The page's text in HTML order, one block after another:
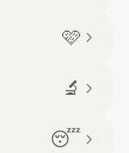
🩷
🔬
😴